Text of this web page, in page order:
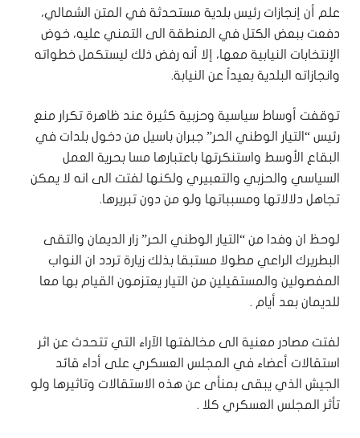
علم أن إنجازات رئيس بلدية مستحدثة في المتن الشمالي،
دفعت ببعض الكتل في المنطقة الى التمني عليه، خوض
الإنتخابات النيابية معها، إلا أنه رفض ذلك ليستكمل خطواته
وانجازاته البلدية بعيداً عن النيابة.
توقفت أوساط سياسية وحزبية كثيرة عند ظاهرة تكرار منع
رئيس “التيار الوطني الحر” جبران باسيل من دخول بلدات في
البقاع الأوسط واستنكرتها باعتبارها مسا بحرية العمل
السياسي والحزبي والتعبيري ولكنها لفتت الى انه لا يمكن
تجاهل دلالاتها ومسبباتها ولو من دون تبريرها.
لوحظ ان وفدا من “التيار الوطني الحر” زار الديمان والتقى
البطريرك الراعي مطولا مستبقا بذلك زيارة تردد ان النواب
المفصولين والمستقيلين من التيار يعتزمون القيام بها معا
للديمان بعد أيام .
لفتت مصادر معنية الى مخالفتها الآراء التي تتحدث عن اثر
استقالات أعضاء في المجلس العسكري على أداء قائد
الجيش الذي يبقى بمنأى عن هذه الاستقالات وتاثيرها ولو
تأثر المجلس العسكري كلا .